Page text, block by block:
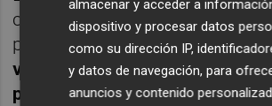
como un sitio con sol, y es
pero
tenemos sequía de
vez que viene una empresa
pymes tiemblanporque no
almacenar y acceder a
dispositivo y procesar datos
como su dirección IP,
y datos de navegación, para
anuncios y contenido